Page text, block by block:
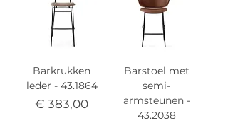
Barkrukken
leder - 43.1864
Prijs
€ 383,00
Barstoel met
semi-
armsteunen -
43.2038